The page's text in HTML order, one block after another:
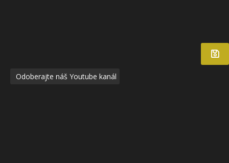
Odoberajte náš Youtube kanál